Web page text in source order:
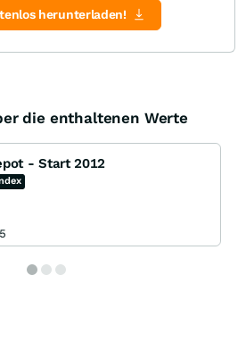
herunterladen!
die enthaltenen Werte
- Start 2012